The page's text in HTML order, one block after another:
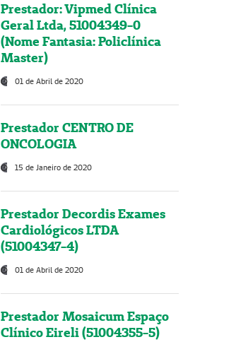
Prestador: Vipmed Clínica
Geral Ltda, 51004349-0
(Nome Fantasia: Policlínica
Master)
01 de Abril de 2020
Prestador CENTRO DE
ONCOLOGIA
15 de Janeiro de 2020
Prestador Decordis Exames
Cardiológicos LTDA
(51004347-4)
01 de Abril de 2020
Prestador Mosaicum Espaço
Clínico Eireli (51004355-5)